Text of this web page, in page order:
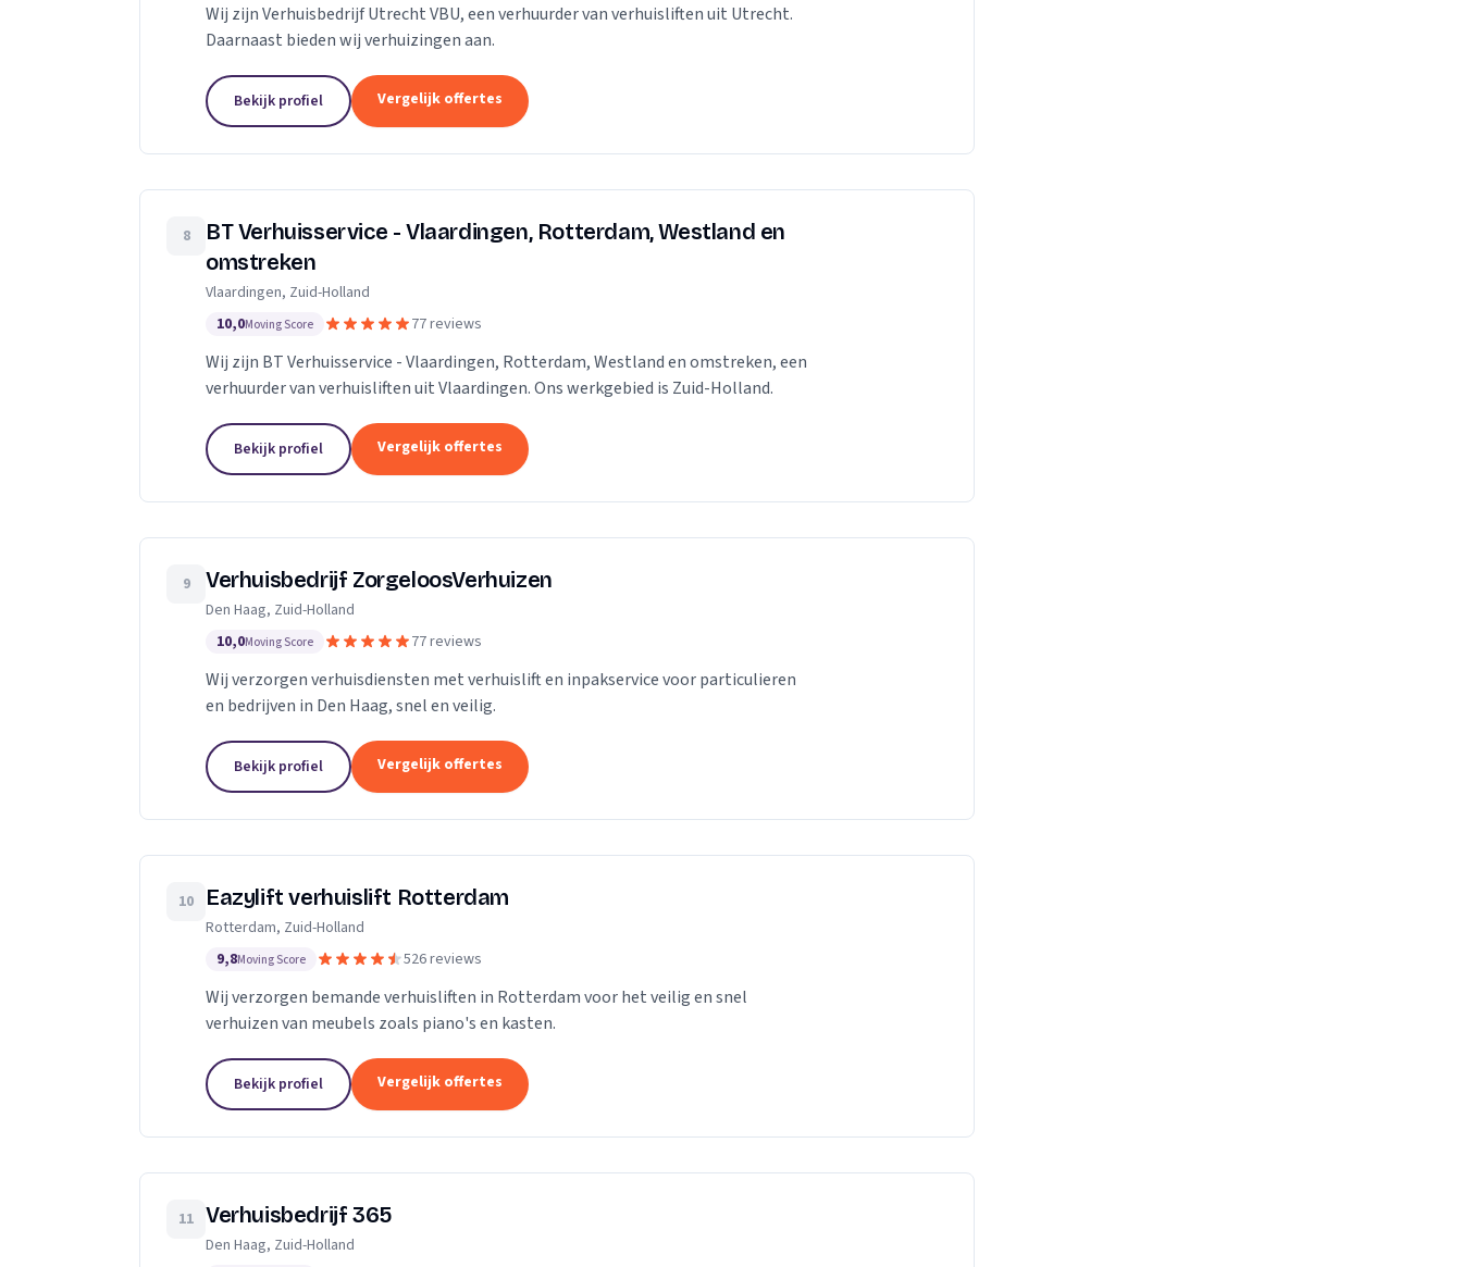
Wij zijn Verhuisbedrijf Utrecht VBU, een verhuurder van verhuisliften uit Utrecht.
Daarnaast bieden wij verhuizingen aan.
Bekijk profiel Vergelijk offertes
8
BT Verhuisservice - Vlaardingen, Rotterdam, Westland en
omstreken
Vlaardingen, Zuid-Holland
10,0Moving Score 77 reviews
Wij zijn BT Verhuisservice - Vlaardingen, Rotterdam, Westland en omstreken, een
verhuurder van verhuisliften uit Vlaardingen. Ons werkgebied is Zuid-Holland.
Bekijk profiel Vergelijk offertes
9 Verhuisbedrijf ZorgeloosVerhuizen
Den Haag, Zuid-Holland
10,0Moving Score 77 reviews
Wij verzorgen verhuisdiensten met verhuislift en inpakservice voor particulieren
en bedrijven in Den Haag, snel en veilig.
Bekijk profiel Vergelijk offertes
10 Eazylift verhuislift Rotterdam
Rotterdam, Zuid-Holland
9,8Moving Score 526 reviews
Wij verzorgen bemande verhuisliften in Rotterdam voor het veilig en snel
verhuizen van meubels zoals piano's en kasten.
Bekijk profiel Vergelijk offertes
11 Verhuisbedrijf 365
Den Haag, Zuid-Holland